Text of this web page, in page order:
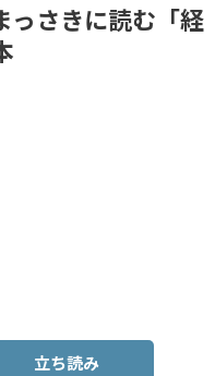
っさきに読む「経
立ち読み